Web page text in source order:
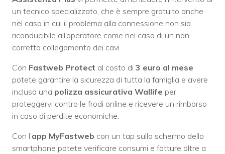
un tecnico specializzato, che è sempre gratuito anche
nel caso in cui il problema alla connessione non sia
riconducibile all’operatore come nel caso di un non
corretto collegamento dei cavi.
Con Fastweb Protect al costo di 3 euro al mese
potete garantire la sicurezza di tutta la famiglia e avere
inclusa una polizza assicurativa Wallife per
proteggervi contro le frodi online e ricevere un rimborso
in caso di perdite economiche.
Con l’app MyFastweb con un tap sullo schermo dello
smartphone potete verificare consumi e fatture oltre a